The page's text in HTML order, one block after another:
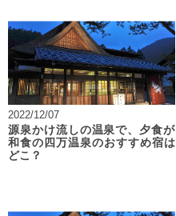
2022/12/07
源泉かけ流しの温泉で、夕食が
和食の四万温泉のおすすめ宿は
どこ？